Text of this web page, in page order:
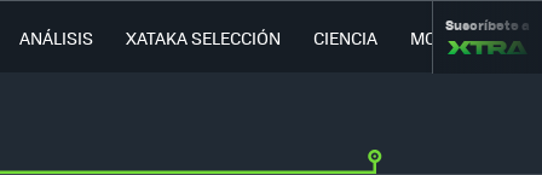
ANÁLISIS XATAKA SELECCIÓN CIENCIA MOVILIDAD
Suscríbete a